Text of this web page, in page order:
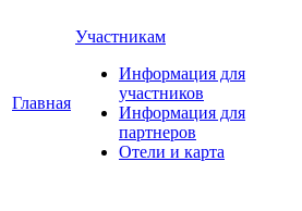
Главная
Участникам
Информация для
участников
Информация для
партнеров
Отели и карта